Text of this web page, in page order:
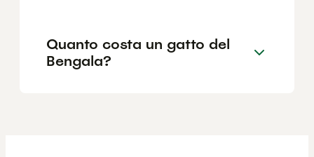
Quanto costa un gatto del
Bengala?